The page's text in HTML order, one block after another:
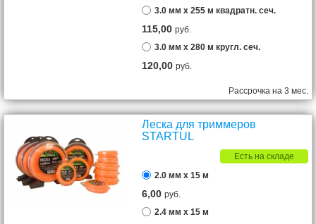
3.0 мм х 255 м квадратн. сеч.
115,00руб.
3.0 мм х 280 м кругл. сеч.
120,00руб.
Рассрочка на 3 мес.
Леска для триммеров
STARTUL
Есть на складе
2.0 мм х 15 м
6,00руб.
2.4 мм х 15 м